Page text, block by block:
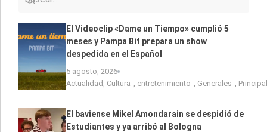
El Videoclip «Dame un Tiempo» cumplió 5
meses y Pampa Bit prepara un show
despedida en el Español
5 agosto, 2026
Actualidad Cultura entretenimiento Generales
El baviense Mikel Amondarain se despidió de
Estudiantes y ya arribó al Bologna